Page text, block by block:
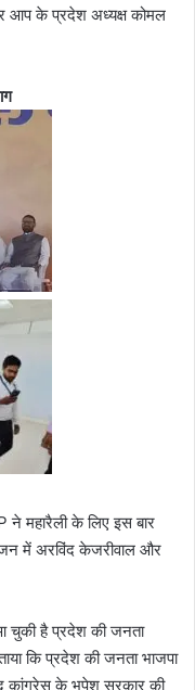
आप के प्रदेश अध्यक्ष कोमल
ने महारैली के लिए इस बार
में अरविंद केजरीवाल और
चुकी है प्रदेश की जनता
कि प्रदेश की जनता भाजपा
कांग्रेस के भूपेश सरकार की